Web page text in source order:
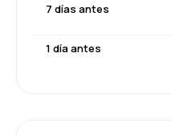
7 días antes
1 día antes